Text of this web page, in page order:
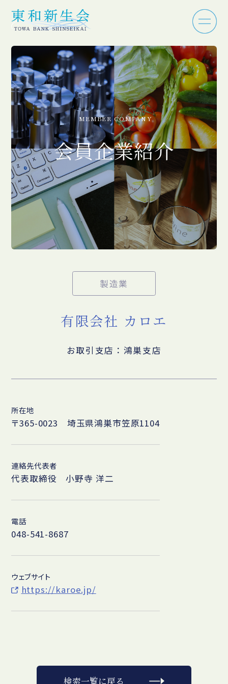
MEMBER COMPANY
会員企業紹介
製造業
有限会社 カロエ
お取引支店：鴻巣支店
所在地
〒365-0023 埼玉県鴻巣市笠原1104
連絡先代表者
代表取締役 小野寺 洋二
電話
048-541-8687
ウェブサイト
https://karoe.jp/
検索一覧に戻る